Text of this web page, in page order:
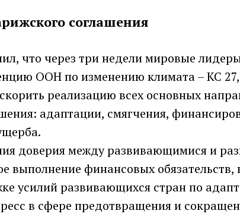
соглашения
что через три недели мировые лидеры
ООН по изменению климата – КС
реализацию всех основных
адаптации, смягчения,
доверия между развивающимися и
выполнение финансовых обязательств,
усилий развивающихся стран по
в сфере предотвращения и